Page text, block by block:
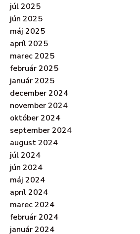
júl 2025
jún 2025
máj 2025
apríl 2025
marec 2025
február 2025
január 2025
december 2024
november 2024
október 2024
september 2024
august 2024
júl 2024
jún 2024
máj 2024
apríl 2024
marec 2024
február 2024
január 2024